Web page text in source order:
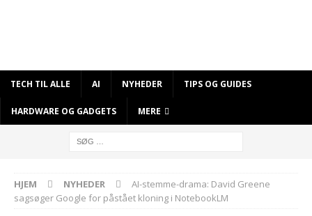
TECH TIL ALLE AI NYHEDER TIPS OG GUIDES
HARDWARE OG GADGETS MERE
HJEM NYHEDER
AI-stemme-drama: David Greene
sagsøger Google for påstået kloning i NotebookLM